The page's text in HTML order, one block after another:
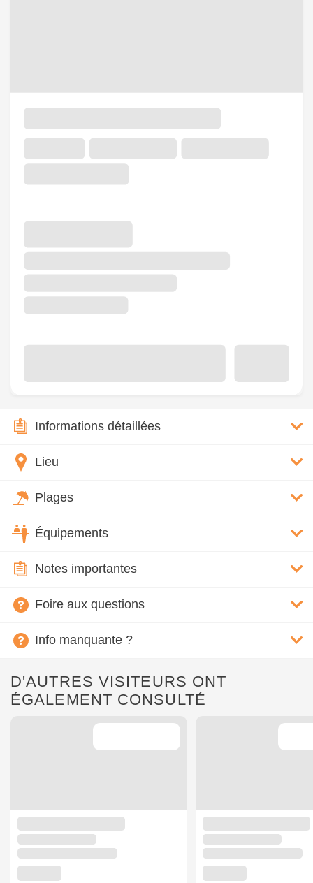
Informations détaillées
Lieu
Plages
Équipements
Notes importantes
Foire aux questions
Info manquante ?
D'AUTRES VISITEURS ONT
ÉGALEMENT CONSULTÉ